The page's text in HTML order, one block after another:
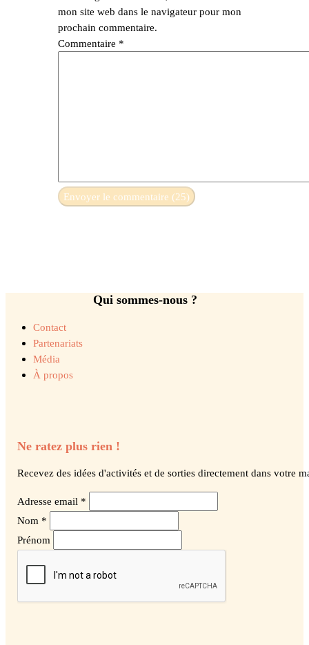
mon site web dans le navigateur pour mon
prochain commentaire.
Commentaire *
Qui sommes-nous ?
Contact
Partenariats
Média
À propos
Ne ratez plus rien !
Recevez des idées d'activités et de sorties directement dans votre
Adresse email *
Nom *
Prénom